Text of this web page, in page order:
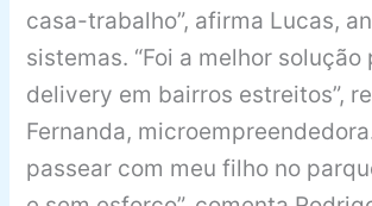
casa-trabalho”, afirma Lucas,
sistemas. “Foi a melhor solução
delivery em bairros estreitos”,
Fernanda,
passear com meu filho no